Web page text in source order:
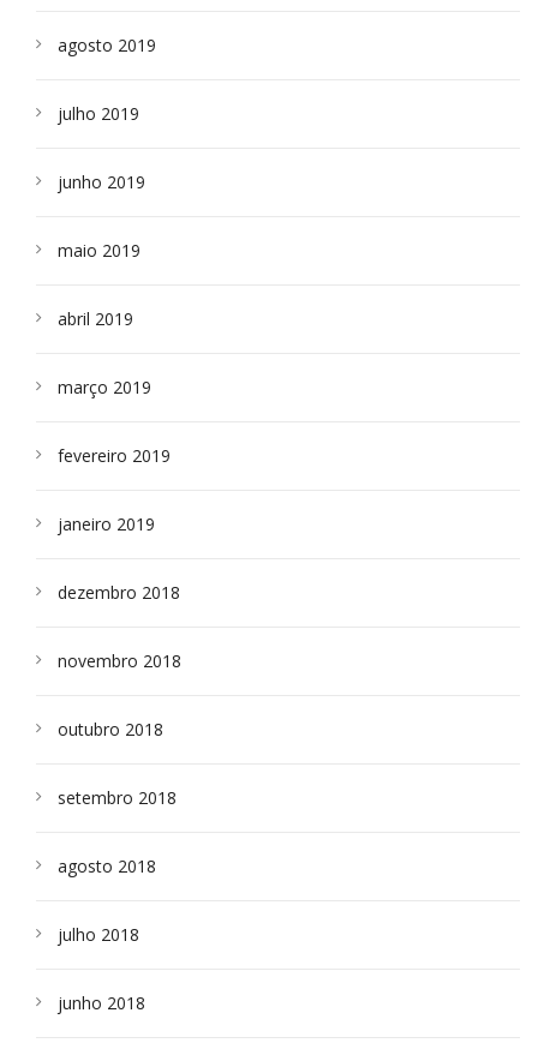
agosto 2019
julho 2019
junho 2019
maio 2019
abril 2019
março 2019
fevereiro 2019
janeiro 2019
dezembro 2018
novembro 2018
outubro 2018
setembro 2018
agosto 2018
julho 2018
junho 2018